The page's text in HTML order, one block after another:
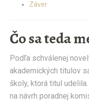
Záver
Čo sa teda
Podľa schválenej
akademických titulov
školy, ktorá titul
na návrh poradnej